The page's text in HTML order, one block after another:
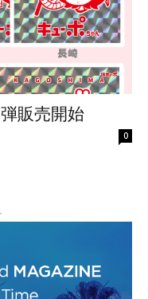
販売開始
0